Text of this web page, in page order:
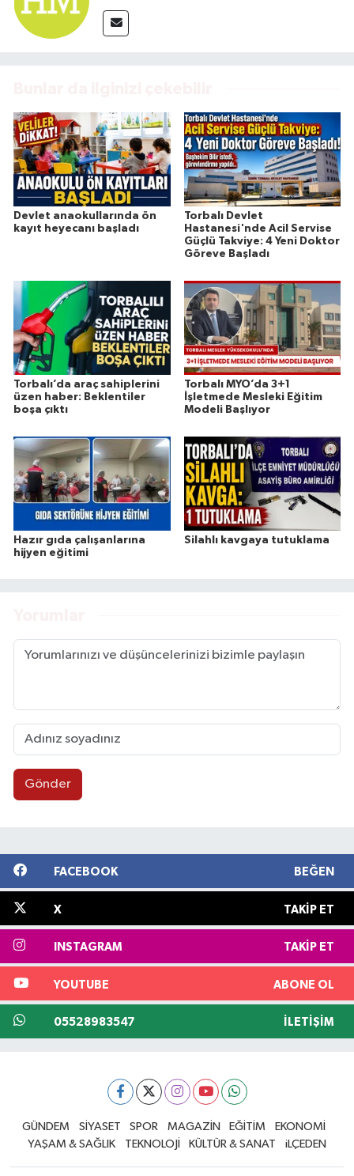
Devlet anaokullarında ön
kayıt heyecanı başladı
Torbalı Devlet
Hastanesi'nde Acil Servise
Güçlü Takviye: 4 Yeni Doktor
Göreve Başladı
Torbalı’da araç sahiplerini
üzen haber: Beklentiler
boşa çıktı
Torbalı MYO’da 3+1
İşletmede Mesleki Eğitim
Modeli Başlıyor
Hazır gıda çalışanlarına
hijyen eğitimi
Silahlı kavgaya tutuklama
Gönder
FACEBOOK BEĞEN
X TAKIP ET
INSTAGRAM TAKIP ET
YOUTUBE ABONE OL
05528983547 İLETIŞIM
GÜNDEM SİYASET SPOR MAGAZİN EĞİTİM
EKONOMİ
YAŞAM & SAĞLIK
TEKNOLOJİ KÜLTÜR & SANAT iLÇEDEN